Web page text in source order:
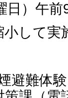
日）午
小して実
避難体